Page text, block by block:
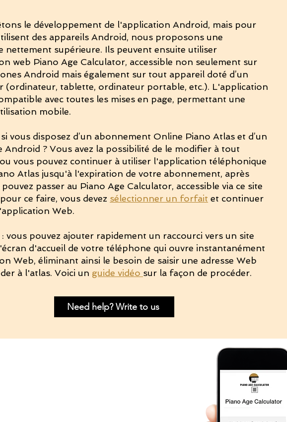
le développement de l'application Android, mais pour
des appareils Android, nous proposons une
nettement supérieure. Ils peuvent ensuite utiliser
web Piano Age Calculator, accessible non seulement sur
Android mais également sur tout appareil doté d’un
(ordinateur, tablette, ordinateur portable, etc.). L'application
avec toutes les mises en page, permettant une
mobile.
vous disposez d’un abonnement Online Piano Atlas et d’un
Android ? Vous avez la possibilité de le modifier à tout
vous pouvez continuer à utiliser l'application téléphonique
Atlas jusqu'à l'expiration de votre abonnement, après
passer au Piano Age Calculator, accessible via ce site
ce faire, vous devez sélectionner un forfait et continuer
Web.
: vous pouvez ajouter rapidement un raccourci vers un site
d'accueil de votre téléphone qui ouvre instantanément
Web, éliminant ainsi le besoin de saisir une adresse Web
à l'atlas. Voici un guide vidéo sur la façon de procéder.
Need help? Write to us